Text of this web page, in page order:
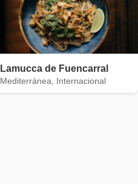
Lamucca de Fuencarral
Mediterránea, Internacional